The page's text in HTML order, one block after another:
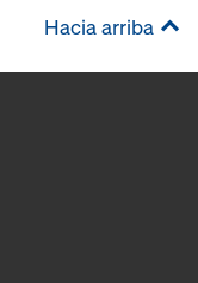
Hacia arriba